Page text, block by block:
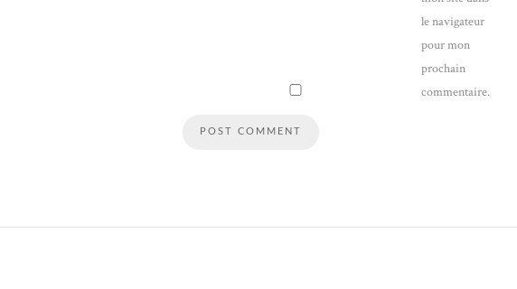
le navigateur
pour mon
prochain
commentaire.